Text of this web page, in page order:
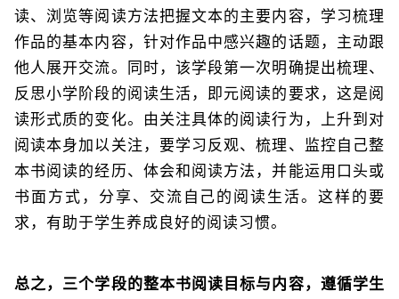
读、浏览等阅读方法把握文本的主要内容，学习梳理
作品的基本内容，针对作品中感兴趣的话题，主动跟
他人展开交流。同时，该学段第一次明确提出梳理、
反思小学阶段的阅读生活，即元阅读的要求，这是阅
读形式质的变化。由关注具体的阅读行为，上升到对
阅读本身加以关注，要学习反观、梳理、监控自己整
本书阅读的经历、体会和阅读方法，并能运用口头或
书面方式，分享、交流自己的阅读生活。这样的要
求，有助于学生养成良好的阅读习惯。
总之，三个学段的整本书阅读目标与内容，遵循学生